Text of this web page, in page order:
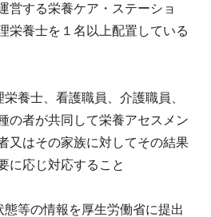
営する栄養ケア・ステーショ
栄養士を１名以上配置している
養士、看護職員、介護職員、
の者が共同して栄養アセスメン
又はその家族に対してその結果
に応じ対応すること
等の情報を厚生労働省に提出